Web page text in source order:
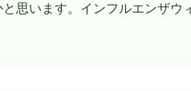
思います。インフルエンザウ